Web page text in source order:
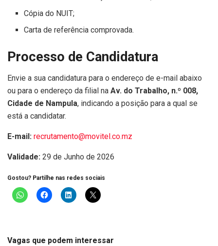
Cópia do NUIT;
Carta de referência comprovada.
Processo de Candidatura
Envie a sua candidatura para o endereço de e-mail abaixo
ou para o endereço da filial na Av. do Trabalho, n.º 008,
Cidade de Nampula, indicando a posição para a qual se
está a candidatar.
E-mail: recrutamento@movitel.co.mz
Validade: 29 de Junho de 2026
Gostou? Partilhe nas redes sociais
Vagas que podem interessar